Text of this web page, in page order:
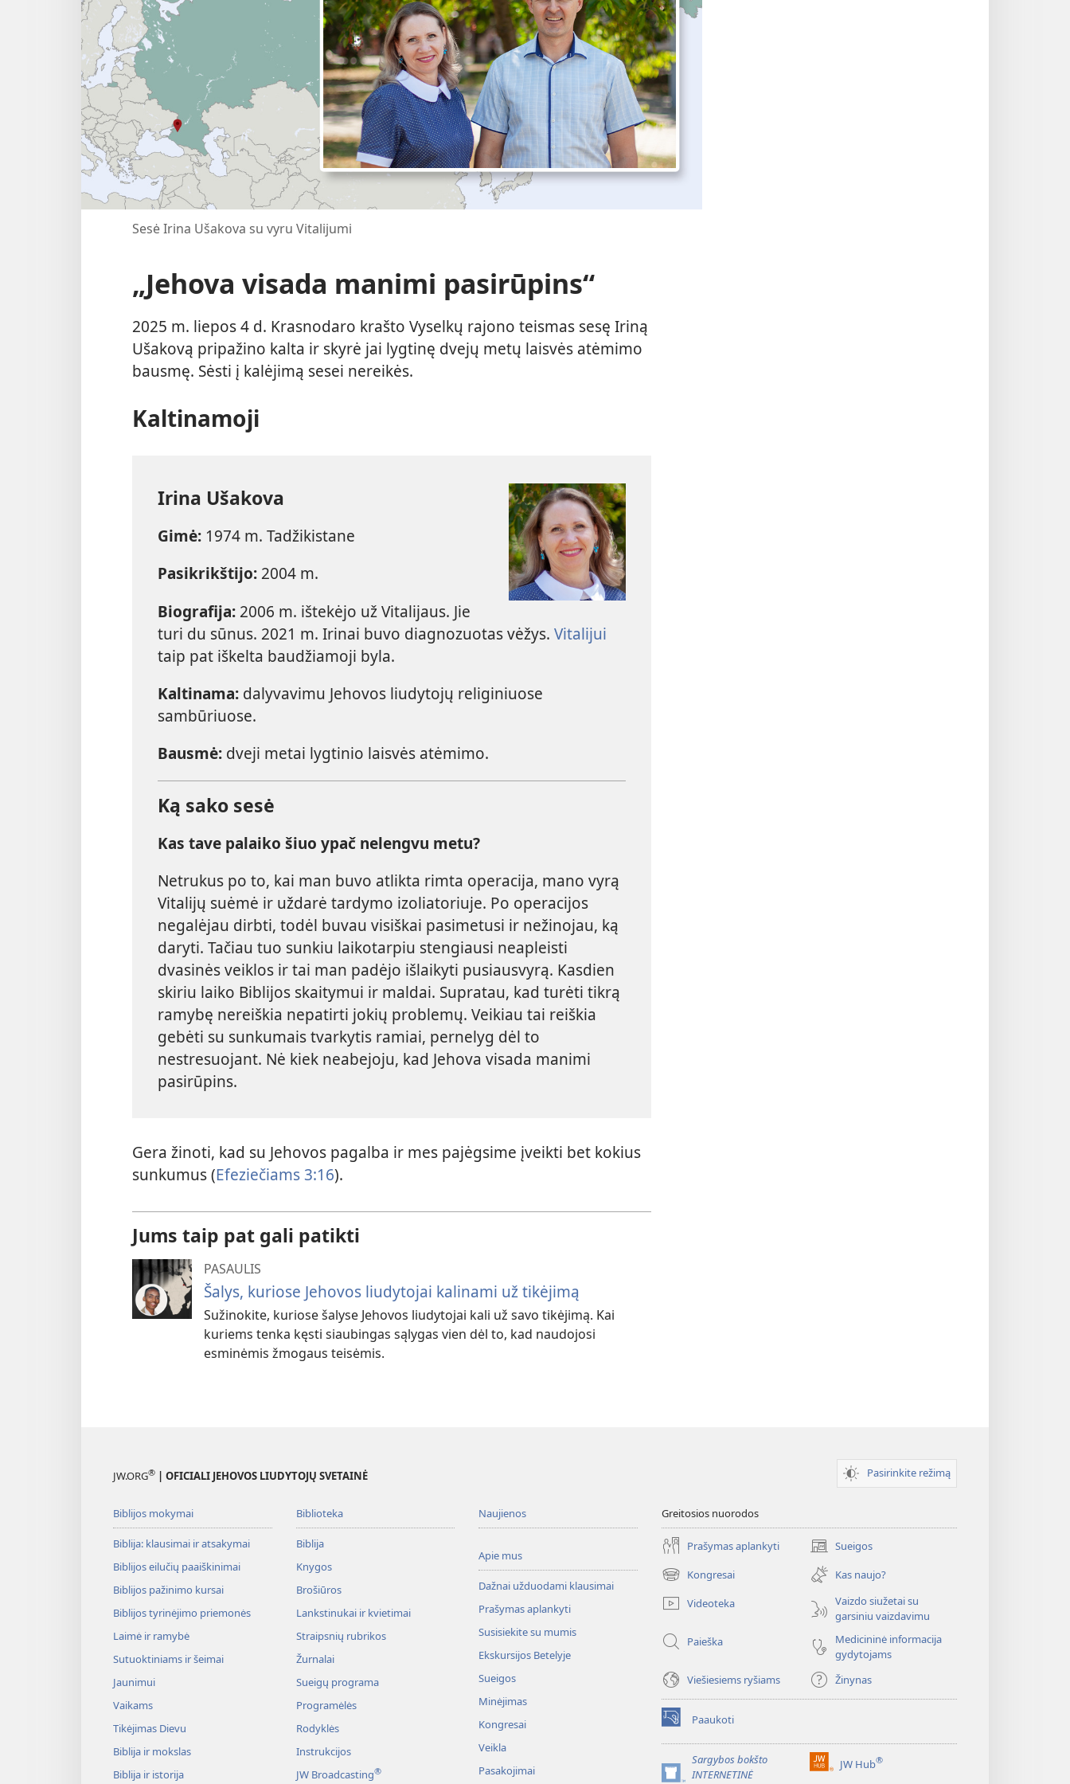
Sesė Irina Ušakova su vyru Vitalijumi
„Jehova visada manimi pasirūpins“
2025 m. liepos 4 d. Krasnodaro krašto Vyselkų rajono teismas sesę Iriną
Ušakovą pripažino kalta ir skyrė jai lygtinę dvejų metų laisvės atėmimo
bausmę. Sėsti į kalėjimą sesei nereikės.
Kaltinamoji
Irina Ušakova
Gimė: 1974 m. Tadžikistane
Pasikrikštijo: 2004 m.
Biografija: 2006 m. ištekėjo už Vitalijaus. Jie
turi du sūnus. 2021 m. Irinai buvo diagnozuotas vėžys. Vitalijui
taip pat iškelta baudžiamoji byla.
Kaltinama: dalyvavimu Jehovos liudytojų religiniuose
sambūriuose.
Bausmė: dveji metai lygtinio laisvės atėmimo.
Ką sako sesė
Kas tave palaiko šiuo ypač nelengvu metu?
Netrukus po to, kai man buvo atlikta rimta operacija, mano vyrą
Vitalijų suėmė ir uždarė tardymo izoliatoriuje. Po operacijos
negalėjau dirbti, todėl buvau visiškai pasimetusi ir nežinojau, ką
daryti. Tačiau tuo sunkiu laikotarpiu stengiausi neapleisti
dvasinės veiklos ir tai man padėjo išlaikyti pusiausvyrą. Kasdien
skiriu laiko Biblijos skaitymui ir maldai. Supratau, kad turėti tikrą
ramybę nereiškia nepatirti jokių problemų. Veikiau tai reiškia
gebėti su sunkumais tvarkytis ramiai, pernelyg dėl to
nestresuojant. Nė kiek neabejoju, kad Jehova visada manimi
pasirūpins.
Gera žinoti, kad su Jehovos pagalba ir mes pajėgsime įveikti bet kokius
sunkumus (Efeziečiams 3:16).
Jums taip pat gali patikti
PASAULIS
Šalys, kuriose Jehovos liudytojai kalinami už tikėjimą
Sužinokite, kuriose šalyse Jehovos liudytojai kali už savo tikėjimą. Kai
kuriems tenka kęsti siaubingas sąlygas vien dėl to, kad naudojosi
esminėmis žmogaus teisėmis.
JW.ORG® | OFICIALI JEHOVOS LIUDYTOJŲ SVETAINĖ Pasirinkite režimą
Biblijos mokymai
Biblija: klausimai ir atsakymai
Biblijos eilučių paaiškinimai
Biblijos pažinimo kursai
Biblijos tyrinėjimo priemonės
Laimė ir ramybė
Sutuoktiniams ir šeimai
Jaunimui
Vaikams
Tikėjimas Dievu
Biblija ir mokslas
Biblija ir istorija
Biblioteka
Biblija
Knygos
Brošiūros
Lankstinukai ir kvietimai
Straipsnių rubrikos
Žurnalai
Sueigų programa
Programėlės
Rodyklės
Instrukcijos
JW Broadcasting®
Naujienos
Apie mus
Dažnai užduodami klausimai
Prašymas aplankyti
Susisiekite su mumis
Ekskursijos Betelyje
Sueigos
Minėjimas
Kongresai
Veikla
Pasakojimai
Greitosios nuorodos
Prašymas aplankyti Sueigos
(atsiveria
naujas
langas)
Kongresai
(atsiveria
naujas
langas)
Kas naujo?
Videoteka
Vaizdo siužetai su
garsiniu vaizdavimu
Paieška
Medicininė informacija
gydytojams
Viešiesiems ryšiams
Žinynas
Paaukoti
(atsiveria
naujas
langas)Sargybos bokšto
INTERNETINĖ
JW Hub®
(atsiveria